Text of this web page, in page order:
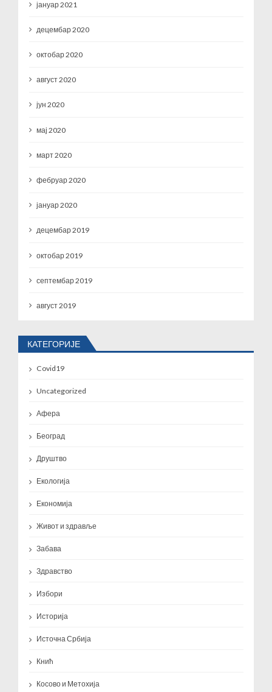
јануар 2021
децембар 2020
октобар 2020
август 2020
јун 2020
мај 2020
март 2020
фебруар 2020
јануар 2020
децембар 2019
октобар 2019
септембар 2019
август 2019
КАТЕГОРИЈЕ
Covid19
Uncategorized
Афера
Београд
Друштво
Екологија
Економија
Живот и здравље
Забава
Здравство
Избори
Историја
Источна Србија
Кнић
Косово и Метохија